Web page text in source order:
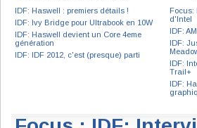
IDF: Haswell : premiers détails !
IDF: Ivy Bridge pour Ultrabook en 10W
IDF: Haswell devient un Core 4eme
génération
IDF: IDF 2012, c'est (presque) parti
Focus:
d'Intel
IDF:
IDF:
IDF:
Trail+
IDF: